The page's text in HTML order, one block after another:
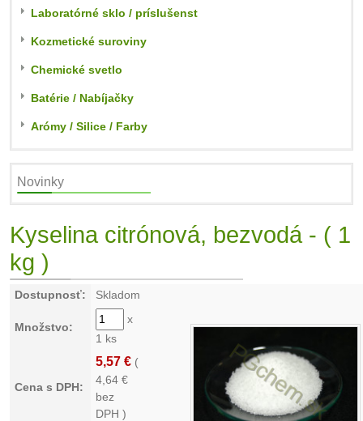
Laboratórné sklo / príslušenst
Kozmetické suroviny
Chemické svetlo
Batérie / Nabíjačky
Arómy / Silice / Farby
Novinky
Kyselina citrónová, bezvodá - ( 1
kg )
Dostupnosť: Skladom
Množstvo:
x
1 ks
Cena s DPH:
5,57 € (
4,64 €
bez
DPH )